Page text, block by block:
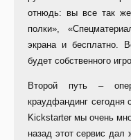
отнюдь: вы все так
полки»,
экрана и бесплатно.
будет собственного
Второй путь –
краудфандинг
Kickstarter мы очень
назад этот сервис